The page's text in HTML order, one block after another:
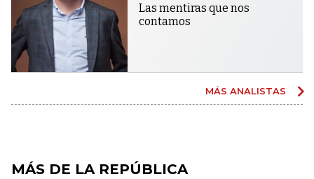
Las mentiras que nos
contamos
MÁS ANALISTAS
MÁS DE LA REPÚBLICA